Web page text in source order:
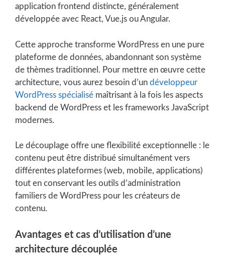
application frontend distincte, généralement
développée avec React, Vue.js ou Angular.
Cette approche transforme WordPress en une pure
plateforme de données, abandonnant son système
de thèmes traditionnel. Pour mettre en œuvre cette
architecture, vous aurez besoin d’un développeur
WordPress spécialisé maîtrisant à la fois les aspects
backend de WordPress et les frameworks JavaScript
modernes.
Le découplage offre une flexibilité exceptionnelle : le
contenu peut être distribué simultanément vers
différentes plateformes (web, mobile, applications)
tout en conservant les outils d’administration
familiers de WordPress pour les créateurs de
contenu.
Avantages et cas d’utilisation d’une
architecture découplée